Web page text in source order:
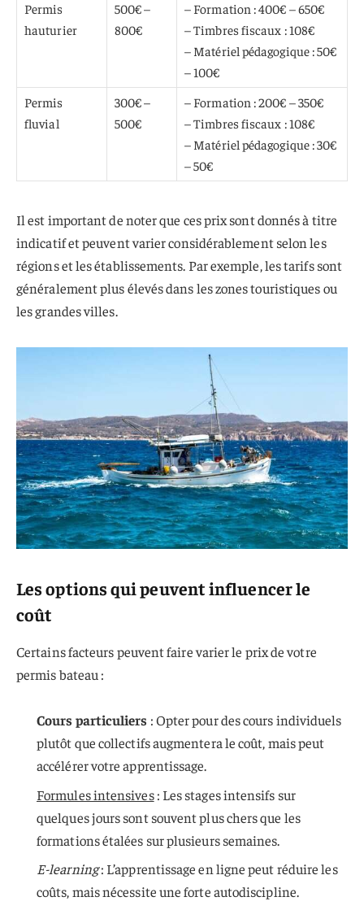
Permis
hauturier
500€ –
800€
– Formation : 400€ – 650€
– Timbres fiscaux : 108€
– Matériel pédagogique : 50€
– 100€
Permis
fluvial
300€ –
500€
– Formation : 200€ – 350€
– Timbres fiscaux : 108€
– Matériel pédagogique : 30€
– 50€
Il est important de noter que ces prix sont donnés à titre
indicatif et peuvent varier considérablement selon les
régions et les établissements. Par exemple, les tarifs sont
généralement plus élevés dans les zones touristiques ou
les grandes villes.
Les options qui peuvent influencer le
coût
Certains facteurs peuvent faire varier le prix de votre
permis bateau :
Cours particuliers : Opter pour des cours individuels
plutôt que collectifs augmentera le coût, mais peut
accélérer votre apprentissage.
Formules intensives: Les stages intensifs sur
quelques jours sont souvent plus chers que les
formations étalées sur plusieurs semaines.
E-learning: L’apprentissage en ligne peut réduire les
coûts, mais nécessite une forte autodiscipline.